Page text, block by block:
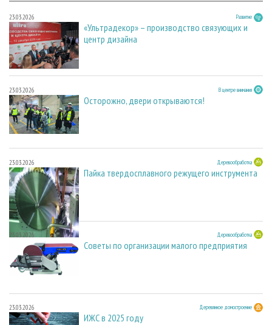
23.03.2026 Развитие
«Ультрадекор» – производство связующих и
центр дизайна
23.03.2026 В центре внимания
Осторожно, двери открываются!
23.03.2026 Деревообработка
Пайка твердосплавного режущего инструмента
23.03.2026 Деревообработка
Советы по организации малого предприятия
23.03.2026 Деревянное домостроение
ИЖС в 2025 году